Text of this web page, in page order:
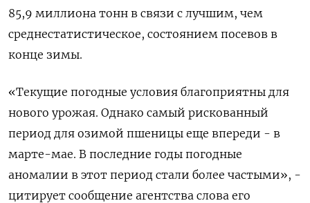
85,9 миллиона тонн в связи с лучшим, чем
среднестатистическое, состоянием посевов в ​
конце зимы.
«Текущие ​погодные ​условия благоприятны для
⁠нового урожая. Однако самый рискованный
‌период для озимой пшеницы ‌еще впереди - в
марте-мае. В последние годы погодные
аномалии ​в этот период стали более частыми», -
цитирует ‌сообщение агентства слова его